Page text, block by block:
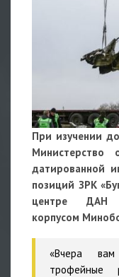
При изучении
датированной
позиций ЗРК
центре ДАН
корпусом
«Вчера вам
трофейные